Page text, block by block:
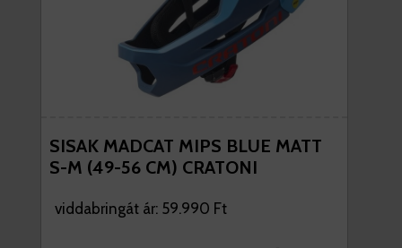
SISAK MADCAT MIPS BLUE MATT
S-M (49-56 CM) CRATONI
viddabringát ár: 59.990 Ft